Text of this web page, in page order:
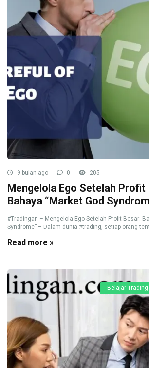
9 bulan ago 0 205
Mengelola Ego Setelah Profit
Bahaya “Market God
#Tradingan – Mengelola Ego Setelah Profit Besar:
Syndrome” – Dalam dunia #trading, setiap orang
Read more »
Belajar Trading